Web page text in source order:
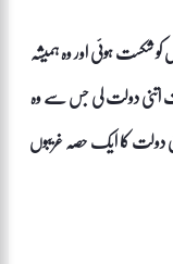
شکست ہوئی اور وہ ہمیشہ
اتنی دولت لی جس سے وہ
دولت کا ایک حصہ غریبوں